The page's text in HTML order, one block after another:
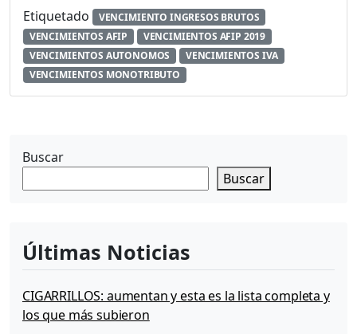
m
i
e
n
o
P
2
Etiquetado
VENCIMIENTO INGRESOS BRUTOS
VENCIMIENTOS AFIP
VENCIMIENTOS AFIP 2019
VENCIMIENTOS AUTONOMOS
VENCIMIENTOS IVA
VENCIMIENTOS MONOTRIBUTO
Buscar
Buscar
Últimas Noticias
CIGARRILLOS: aumentan y esta es la lista completa y
los que más subieron